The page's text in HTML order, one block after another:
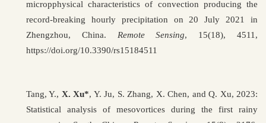
micropphysical characteristics of convection producing the
record-breaking hourly precipitation on 20 July 2021 in
Zhengzhou, China. Remote Sensing, 15(18), 4511,
https://doi.org/10.3390/rs15184511
Tang, Y., X. Xu*, Y. Ju, S. Zhang, X. Chen, and Q. Xu, 2023:
Statistical analysis of mesovortices during the first rainy